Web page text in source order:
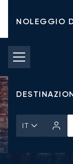
NOLEGGIO
TARIFFE DI
JET PRIVATI
IT